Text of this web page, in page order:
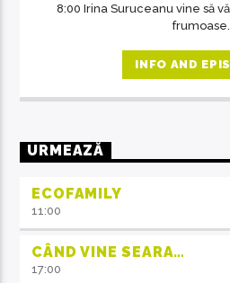
8:00 Irina Suruceanu vine să
frumoase.
INFO AND
URMEAZĂ
ECOFAMILY
11:00
CÂND VINE SEARA…
17:00